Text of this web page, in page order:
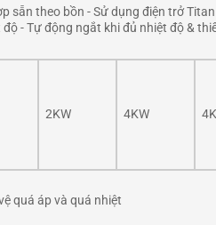
sẵn theo bồn - Sử dụng điện trở
độ - Tự động ngắt khi đủ nhiệt độ &
2KW 4KW
quá áp và quá nhiệt